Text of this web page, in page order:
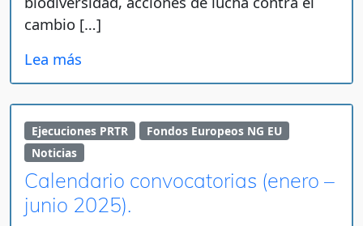
cambio […]
Lea más
Ejecuciones PRTR
Fondos Europeos NG EU
Noticias
Calendario convocatorias (enero –
junio 2025).